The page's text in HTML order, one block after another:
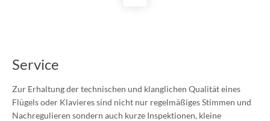
Service
Zur Erhaltung der technischen und klanglichen Qualität eines
Flügels oder Klavieres sind nicht nur regelmäßiges Stimmen und
Nachregulieren sondern auch kurze Inspektionen, kleine